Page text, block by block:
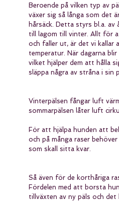
Beroende på vilken typ av
växer sig så långa som det
hårsäck. Detta styrs bl.a. av
till lagom till vinter. Allt för
och faller ut, är det vi kallar
temperatur. När dagarna
vilket hjälper dem att hålla
släppa några av stråna i sin
Vinterpälsen fångar luft
sommarpälsen låter luft
För att hjälpa hunden att
och på många raser
som skall sitta kvar.
Så även för de korthåriga
Fördelen med att borsta
tillväxten av ny päls och